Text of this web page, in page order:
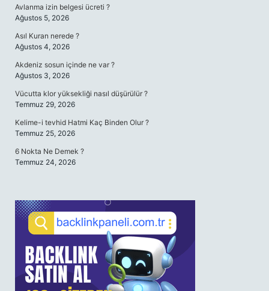
Avlanma izin belgesi ücreti ?
Ağustos 5, 2026
Asıl Kuran nerede ?
Ağustos 4, 2026
Akdeniz sosun içinde ne var ?
Ağustos 3, 2026
Vücutta klor yüksekliği nasıl düşürülür ?
Temmuz 29, 2026
Kelime-i tevhid Hatmi Kaç Binden Olur ?
Temmuz 25, 2026
6 Nokta Ne Demek ?
Temmuz 24, 2026